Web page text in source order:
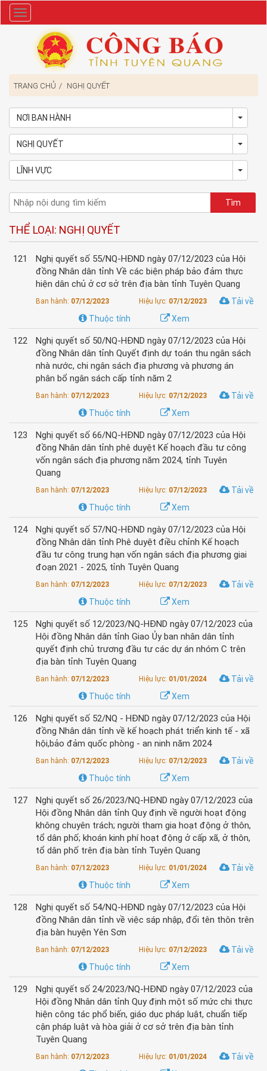
Danh
mục
TRANG CHỦ NGHỊ QUYẾT
NƠI BAN HÀNH
NGHỊ QUYẾT
LĨNH VỰC
THỂ LOẠI: NGHỊ QUYẾT
121
Nghị quyết số 55/NQ-HĐND ngày 07/12/2023 của Hội
đồng Nhân dân tỉnh Về các biện pháp bảo đảm thực
hiện dân chủ ở cơ sở trên địa bàn tỉnh Tuyên Quang
Ban hành: 07/12/2023 Hiệu lực: 07/12/2023
Tải về
Xem
Thuộc tính
122
Nghị quyết số 50/NQ-HĐND ngày 07/12/2023 của Hội
đồng Nhân dân tỉnh Quyết định dự toán thu ngân sách
nhà nước, chi ngân sách địa phương và phương án
phân bổ ngân sách cấp tỉnh năm 2
Ban hành: 07/12/2023 Hiệu lực: 07/12/2023
Tải về
Xem
Thuộc tính
123
Nghị quyết số 66/NQ-HĐND ngày 07/12/2023 của Hội
đồng Nhân dân tỉnh phê duyệt Kế hoạch đầu tư công
vốn ngân sách địa phương năm 2024, tỉnh Tuyên
Quang
Ban hành: 07/12/2023 Hiệu lực: 07/12/2023
Tải về
Xem
Thuộc tính
124
Nghị quyết số 57/NQ-HĐND ngày 07/12/2023 của Hội
đồng Nhân dân tỉnh Phê duyệt điều chỉnh Kế hoạch
đầu tư công trung hạn vốn ngân sách địa phương giai
đoạn 2021 - 2025, tỉnh Tuyên Quang
Ban hành: 07/12/2023 Hiệu lực: 07/12/2023
Tải về
Xem
Thuộc tính
125
Nghị quyết số 12/2023/NQ-HĐND ngày 07/12/2023 của
Hội đồng Nhân dân tỉnh Giao Ủy ban nhân dân tỉnh
quyết định chủ trương đầu tư các dự án nhóm C trên
địa bàn tỉnh Tuyên Quang
Ban hành: 07/12/2023 Hiệu lực: 01/01/2024
Tải về
Xem
Thuộc tính
126
Nghị quyết số 52/NQ - HĐND ngày 07/12/2023 của Hội
đồng Nhân dân tỉnh về kế hoạch phát triển kinh tế - xã
hội,bảo đảm quốc phòng - an ninh năm 2024
Ban hành: 07/12/2023 Hiệu lực: 07/12/2023
Tải về
Xem
Thuộc tính
127
Nghị quyết số 26/2023/NQ-HĐND ngày 07/12/2023 của
Hội đồng Nhân dân tỉnh Quy định về người hoạt động
không chuyên trách; người tham gia hoạt động ở thôn,
tổ dân phố; khoán kinh phí hoạt động ở cấp xã, ở thôn,
tổ dân phố trên địa bàn tỉnh Tuyên Quang
Ban hành: 07/12/2023 Hiệu lực: 01/01/2024
Tải về
Xem
Thuộc tính
128
Nghị quyết số 54/NQ-HĐND ngày 07/12/2023 của Hội
đồng Nhân dân tỉnh về việc sáp nhập, đổi tên thôn trên
địa bàn huyện Yên Sơn
Ban hành: 07/12/2023 Hiệu lực: 07/12/2023
Tải về
Xem
Thuộc tính
129
Nghị quyết số 24/2023/NQ-HĐND ngày 07/12/2023 của
Hội đồng Nhân dân tỉnh Quy định một số mức chi thực
hiện công tác phổ biến, giáo dục pháp luật, chuẩn tiếp
cận pháp luật và hòa giải ở cơ sở trên địa bàn tỉnh
Tuyên Quang
Ban hành: 07/12/2023 Hiệu lực: 01/01/2024
Tải về